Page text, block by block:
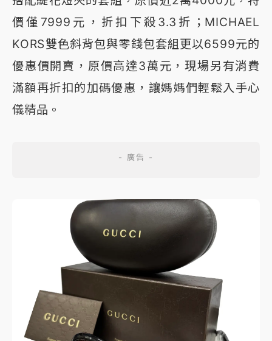
價僅7999元，折扣下殺3.3折；MICHAEL
KORS雙色斜背包與零錢包套組更以6599元的
優惠價開賣，原價高達3萬元，現場另有消費
滿額再折扣的加碼優惠，讓媽媽們輕鬆入手心
儀精品。